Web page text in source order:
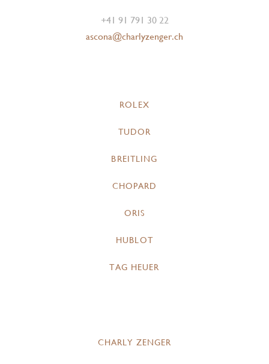
+41 91 791 30 22
ascona@charlyzenger.ch
ROLEX
TUDOR
BREITLING
CHOPARD
ORIS
HUBLOT
TAG HEUER
CHARLY ZENGER